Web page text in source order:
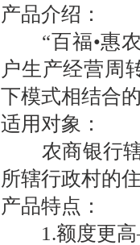
产品介绍：
“百福•惠农
户生产经营周
下模式相结合
适用对象：
农商银行辖
所辖行政村的
产品特点：
1.额度更高